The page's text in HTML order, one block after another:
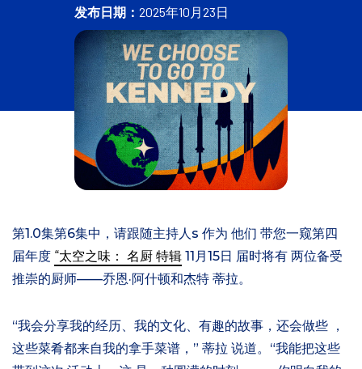
发布日期： 2025年10月23日
第1.0集第6集中，请跟随主持人s 作为 他们 带您一窥第四
届年度 “太空之味： 名厨 特辑 11月15日 届时将有 两位备受
推崇的厨师——乔恩·阿什顿和杰特 蒂拉。
“我会分享我的经历、我的文化、有趣的故事，还会做些 ，
这些菜肴都来自我的拿手菜谱 ，” 蒂拉 说道。“我能把这些